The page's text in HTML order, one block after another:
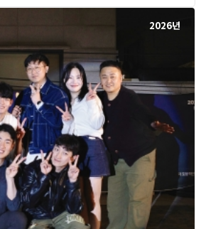
2026년